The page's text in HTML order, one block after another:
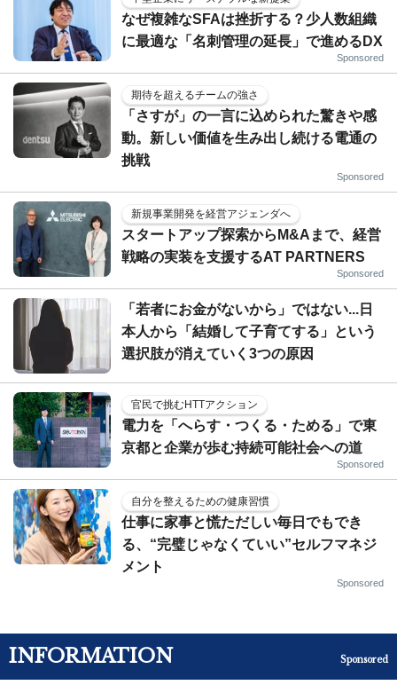
なぜ複雑なSFAは挫折する？少人数組織
に最適な「名刺管理の延長」で進めるDX
Sponsored
期待を超えるチームの強さ
「さすが」の一言に込められた驚きや感
動。新しい価値を生み出し続ける電通の
挑戦
Sponsored
新規事業開発を経営アジェンダへ
スタートアップ探索からM&Aまで、経営
戦略の実装を支援するAT PARTNERS
Sponsored
「若者にお金がないから」ではない...日
本人から「結婚して子育てする」という
選択肢が消えていく3つの原因
官民で挑むHTTアクション
電力を「へらす・つくる・ためる」で東
京都と企業が歩む持続可能社会への道
Sponsored
自分を整えるための健康習慣
仕事に家事と慌ただしい毎日でもでき
る、“完璧じゃなくていい”セルフマネジ
メント
Sponsored
INFORMATION Sponsored